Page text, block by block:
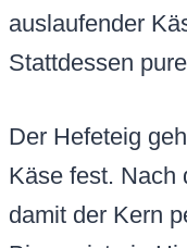
auslaufender
Stattdessen
Der Hefeteig
Käse fest. Nach
damit der Kern